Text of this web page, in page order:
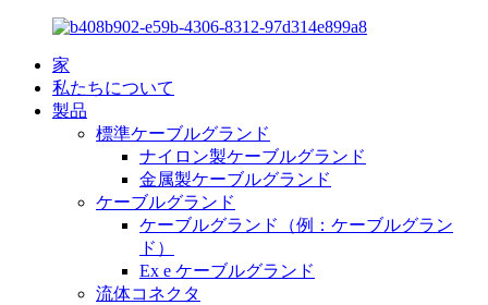
家
私たちについて
製品
標準ケーブルグランド
ナイロン製ケーブルグランド
金属製ケーブルグランド
ケーブルグランド
ケーブルグランド（例：ケーブルグラン
ド）
Ex e ケーブルグランド
流体コネクタ